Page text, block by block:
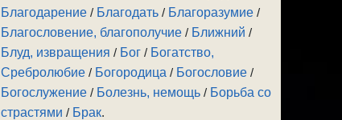
Благодарение / Благодать / Благоразумие /
Благословение, благополучие / Ближний /
Блуд, извращения / Бог / Богатство,
Сребролюбие / Богородица / Богословие /
Богослужение / Болезнь, немощь / Борьба со
страстями / Брак.